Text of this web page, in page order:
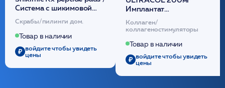
Cистема с шикимовой
кислотой обновляющая
(30шт) /HP
Скрабы/пилинги дом.
Товар в наличии
войдите чтобы увидеть
цены
Имплантат
внутридермальный,
стерильный на основе
полидиоксанона
/ULTRACOL
Коллаген/
коллагеностимуляторы
Товар в наличии
войдите чтобы увидеть
цены